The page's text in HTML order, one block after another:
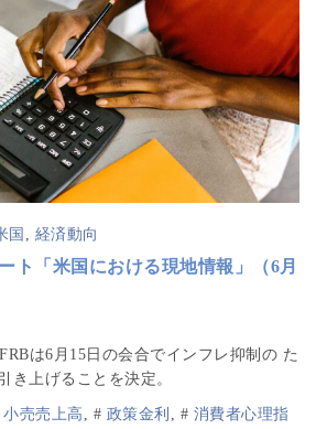
国 , 経済動向
ト「米国における現地情報」（6月
は6月15日の会合でインフレ抑制の た
き上げることを決定。
小売売上高 , # 政策金利 , # 消費者心理指